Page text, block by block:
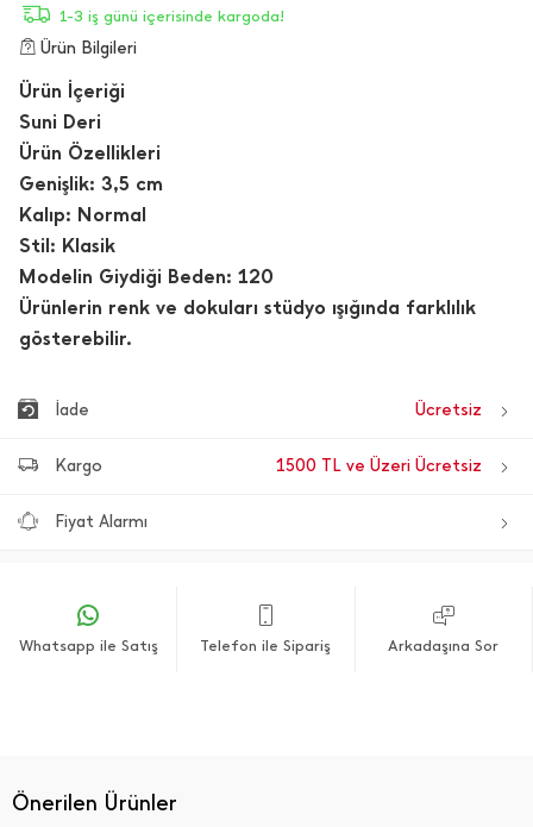
1-3 iş günü içerisinde kargoda!
Ürün Bilgileri
Ürün İçeriği
Suni Deri
Ürün Özellikleri
Genişlik: 3,5 cm
Kalıp: Normal
Stil: Klasik
Modelin Giydiği Beden: 120
Ürünlerin renk ve dokuları stüdyo ışığında farklılık
gösterebilir.
İade Ücretsiz
Kargo 1500 TL ve Üzeri Ücretsiz
Fiyat Alarmı
Whatsapp ile Satış Telefon ile Sipariş Arkadaşına Sor
Önerilen Ürünler